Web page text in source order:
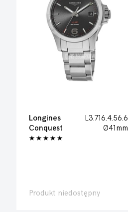
Longines
L3.716.4.56.6
Conquest
Ø41mm
Produkt niedostępny